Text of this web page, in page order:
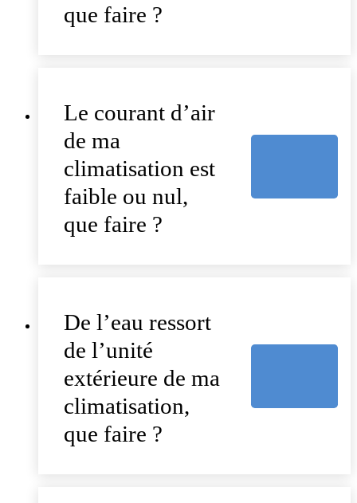
que faire ?
Le courant d’air
de ma
climatisation est
faible ou nul,
que faire ?
De l’eau ressort
de l’unité
extérieure de ma
climatisation,
que faire ?